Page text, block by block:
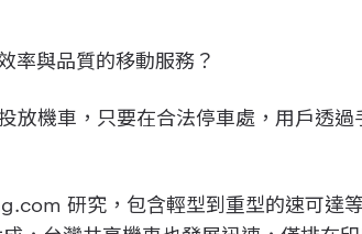
率與品質的移動服務？
放機車，只要在合法停車處，用戶透
研究，包含輕型到重型的速可達